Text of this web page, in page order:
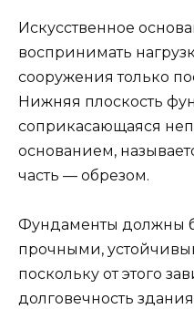
Искусственное
воспринимать
сооружения только
Нижняя плоскость
соприкасающаяся
основанием,
часть — обрезом.
Фундаменты должны
прочными,
поскольку от этого
долговечность